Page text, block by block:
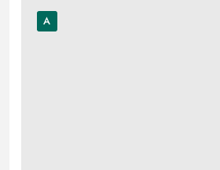
A